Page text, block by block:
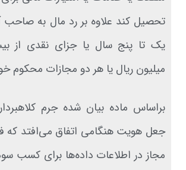
تحصیل کند علاوه بر رد مال به
یک تا پنج سال یا جزای نقدی از
میلیون ریال یا هر دو مجازات محکوم
براساس ماده بیان شده جرم
جعل هویت هنگامی اتفاق می‌افتد که
مجاز در اطلاعات داده‌ها برای کسب